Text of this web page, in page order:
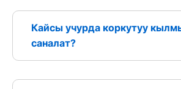
Кайсы учурда коркутуу
саналат?